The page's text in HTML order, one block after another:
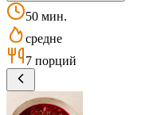
50 мин.
средне
7 порций